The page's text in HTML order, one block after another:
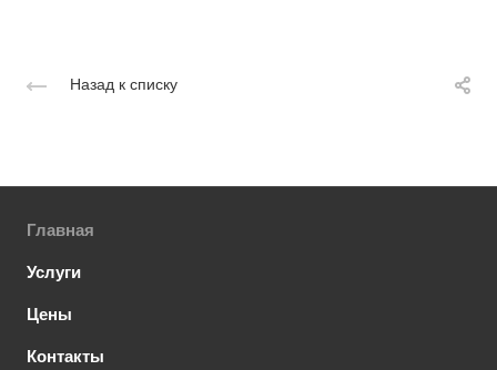
Назад к списку
Главная
Услуги
Цены
Контакты